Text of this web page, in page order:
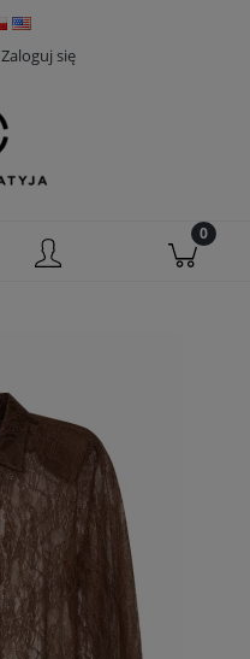
Zaloguj się